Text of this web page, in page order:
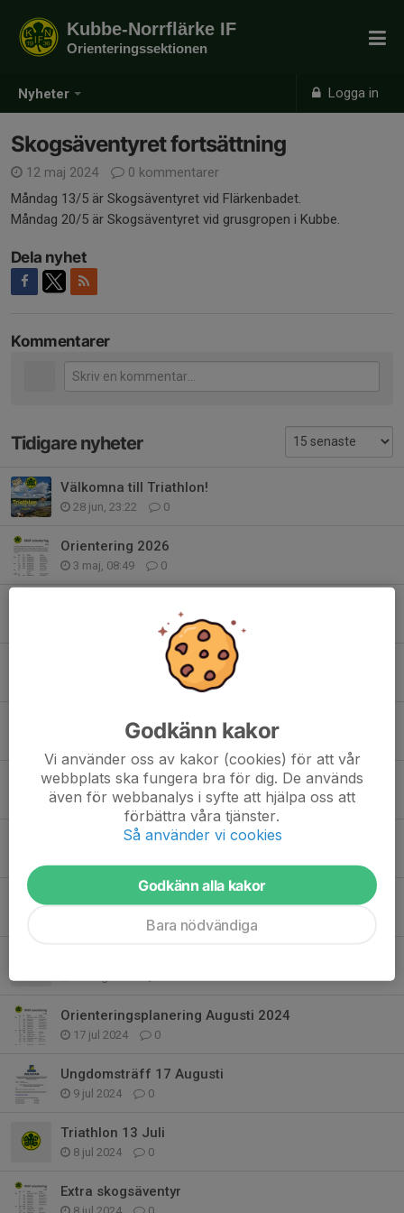
Nyheter Logga in
Kubbe-Norrflärke IF
Orienteringssektionen
Skogsäventyret fortsättning
12 maj 2024
0 kommentarer
Måndag 13/5 är Skogsäventyret vid Flärkenbadet.
Måndag 20/5 är Skogsäventyret vid grusgropen i Kubbe.
Dela nyhet
Kommentarer
Tidigare nyheter
Välkomna till Triathlon!
28 jun, 23:22 0
Orientering 2026
3 maj, 08:49 0
0
Skogsäventyret 2025!
Orientering 2025
24 apr 2025 0
Orienteringsläger i Norrflärke!
24 apr 2025 0
Orienteringens upptaktsträff
Orienteringsplanering Augusti 2024
17 jul 2024 0
Ungdomsträff 17 Augusti
9 jul 2024 0
Triathlon 13 Juli
8 jul 2024 0
Extra skogsäventyr
8 jul 2024 0
Godkänn kakor
Vi använder oss av kakor (cookies) för att vår
webbplats ska fungera bra för dig. De används
även för webbanalys i syfte att hjälpa oss att
förbättra våra tjänster.
Så använder vi cookies
Godkänn alla kakor
Bara nödvändiga